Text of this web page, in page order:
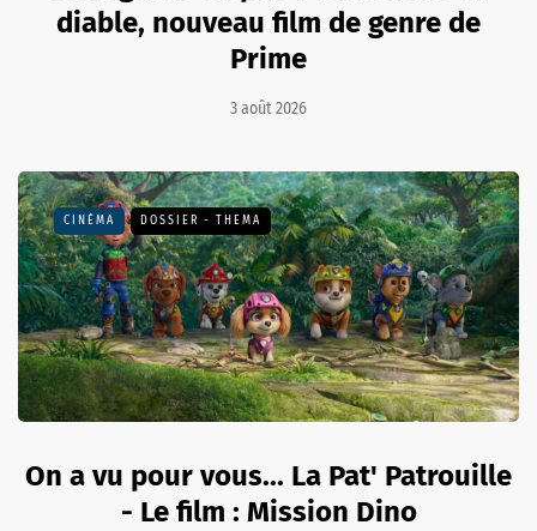
diable, nouveau film de genre de
Prime
3 août 2026
CINÉMA DOSSIER - THEMA
On a vu pour vous... La Pat' Patrouille
- Le film : Mission Dino